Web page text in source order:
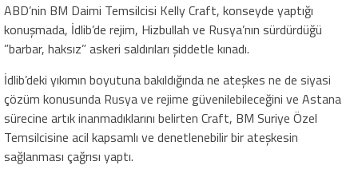
ABD’nin BM Daimi Temsilcisi Kelly Craft, konseyde yaptığı
konuşmada, İdlib’de rejim, Hizbullah ve Rusya’nın sürdürdüğü
”barbar, haksız” askeri saldırıları şiddetle kınadı.
İdlib’deki yıkımın boyutuna bakıldığında ne ateşkes ne de siyasi
çözüm konusunda Rusya ve rejime güvenilebileceğini ve Astana
sürecine artık inanmadıklarını belirten Craft, BM Suriye Özel
Temsilcisine acil kapsamlı ve denetlenebilir bir ateşkesin
sağlanması çağrısı yaptı.